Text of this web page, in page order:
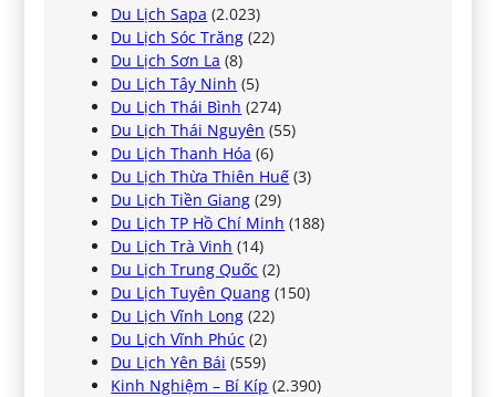
Du Lịch Sapa (2.023)
Du Lịch Sóc Trăng (22)
Du Lịch Sơn La (8)
Du Lịch Tây Ninh (5)
Du Lịch Thái Bình (274)
Du Lịch Thái Nguyên (55)
Du Lịch Thanh Hóa (6)
Du Lịch Thừa Thiên Huế (3)
Du Lịch Tiền Giang (29)
Du Lịch TP Hồ Chí Minh (188)
Du Lịch Trà Vinh (14)
Du Lịch Trung Quốc (2)
Du Lịch Tuyên Quang (150)
Du Lịch Vĩnh Long (22)
Du Lịch Vĩnh Phúc (2)
Du Lịch Yên Bái (559)
Kinh Nghiệm – Bí Kíp (2.390)